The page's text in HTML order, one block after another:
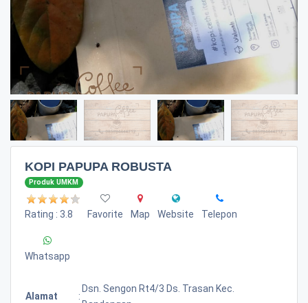
KOPI PAPUPA ROBUSTA
Produk UMKM
Rating : 3.8 Favorite Map Website Telepon
Whatsapp
Alamat :
Dsn. Sengon Rt4/3 Ds. Trasan Kec.